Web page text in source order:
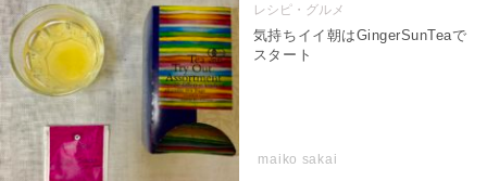
レシピ・グルメ
maiko sakai
気持ちイイ朝はGingerSunTeaで
スタート